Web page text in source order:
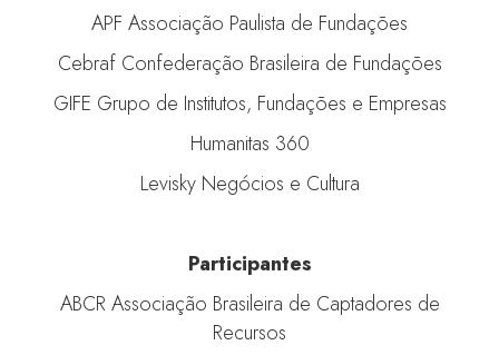
APF Associação Paulista de Fundações
Cebraf Confederação Brasileira de Fundações
GIFE Grupo de Institutos, Fundações e Empresas
Humanitas 360
Levisky Negócios e Cultura
Participantes
ABCR Associação Brasileira de Captadores de
Recursos